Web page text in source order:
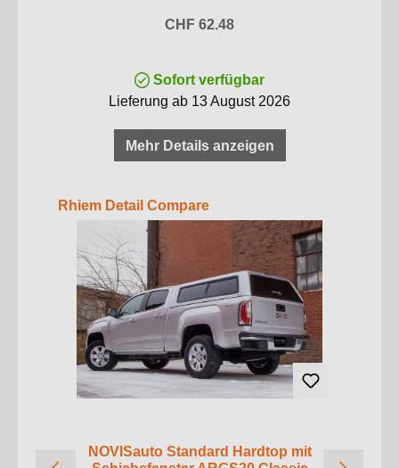
Regulärer Preis:
CHF 62.48
Sofort verfügbar
Lieferung ab 13 August 2026
Mehr Details anzeigen
Produktgalerie überspringen
Rhiem Detail Compare
NOVISauto Standard Hardtop mit